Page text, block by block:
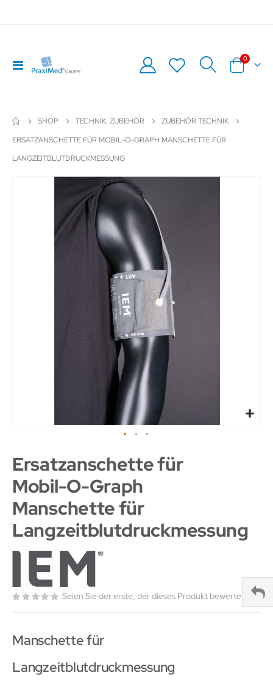
Navigation
umschalten
Warenkorb
0Artikel
SHOP TECHNIK, ZUBEHÖR
ZUBEHÖR TECHNIK
ERSATZANSCHETTE FÜR MOBIL-O-GRAPH MANSCHETTE FÜR
LANGZEITBLUTDRUCKMESSUNG
Bildergalerie
Ersatzanschette für
Mobil-O-Graph
Manschette für
Langzeitblutdruckmessung
Seien Sie der erste, der dieses Produkt bewertet
Manschette für
Langzeitblutdruckmessung